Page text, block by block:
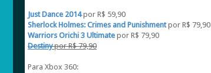
Just Dance 2014por R$ 59,90
Sherlock Holmes: Crimes and Punishmentpor R$ 79,90
Warriors Orichi 3 Ultimate por R$ 79,90
Destinypor R$ 79,90
Para Xbox 360: